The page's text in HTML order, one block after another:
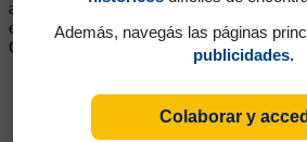
alcanzó su mejor momento), Racing y San
en 1980 y continuó su carrera en distintos
Gimnasia de La Plata, entre ellos.
Además, navegás las páginas
publicidades.
Colaborar y